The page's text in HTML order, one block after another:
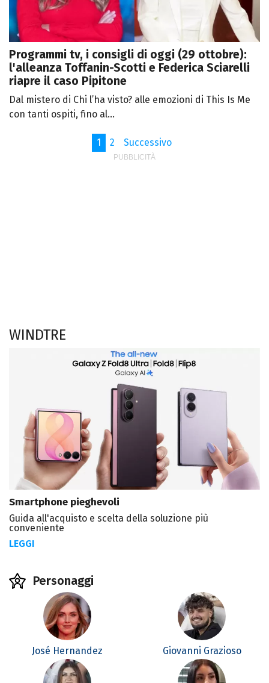
Programmi tv, i consigli di oggi (29 ottobre):
l'alleanza Toffanin-Scotti e Federica Sciarelli
riapre il caso Pipitone
Dal mistero di Chi l’ha visto? alle emozioni di This Is Me
con tanti ospiti, fino al...
1 2 Successivo
WINDTRE
Smartphone pieghevoli
Guida all'acquisto e scelta della soluzione più
conveniente
LEGGI
Personaggi
José Hernandez Giovanni Grazioso